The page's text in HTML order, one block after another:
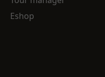
Eshop